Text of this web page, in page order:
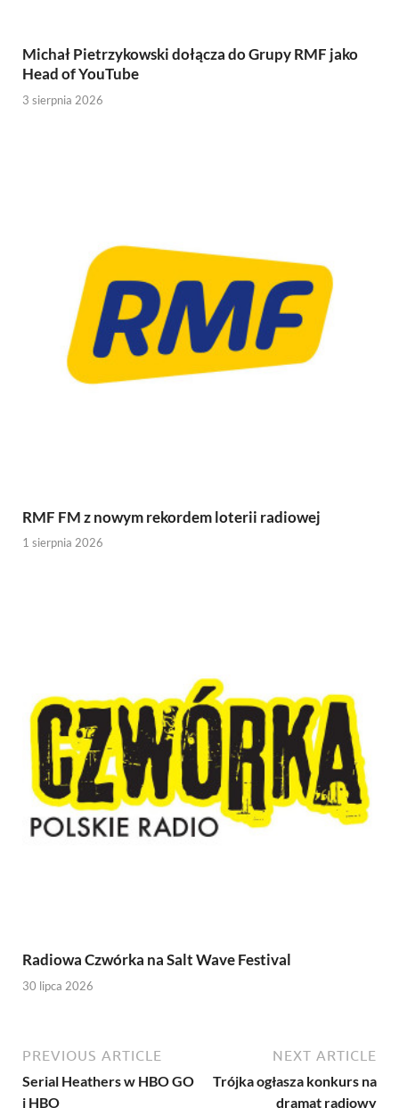
Michał Pietrzykowski dołącza do Grupy RMF jako
Head of YouTube
3 sierpnia 2026
RMF FM z nowym rekordem loterii radiowej
1 sierpnia 2026
Radiowa Czwórka na Salt Wave Festival
30 lipca 2026
PREVIOUS ARTICLE
Serial Heathers w HBO GO
i HBO
NEXT ARTICLE
Trójka ogłasza konkurs na
dramat radiowy